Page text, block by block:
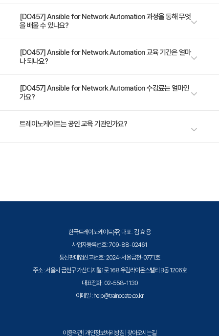
기를 중앙에서 관리하고자 하는 네트워크 관리자 또는 인프라 자동화 엔지니
어를 대상으로 합니다. 이 교육 과정은 Red Hat® Ansible Tower 2.5 및
Automation for Networking을 사용하여 네트워크 기기 설정을 원격으로
자동화하고, 현재 네트워크 상태를 테스트 및 검증하고, 설정 변동을 감지 및
이 교육 과정은 Ansible을 사용하여 조직 또는 기업 네트워크 인프라의 관
리, 배포, 설정 관리를 자동화하는 방법을 배우려는 네트워크 관리자, 네트워
[DO457] Ansible for Network Automation 과정을 통해 무엇
을 배울 수 있나요?
- 관리 시스템에 Red Hat Ansible Automation for Networking 설치 및
설정 - Ansible을 사용하여 태스크를 자동화하는 애드혹 커맨드와 플레이북
인프라 설정 및 백업에 대한 정보 수집 - 라우터 및 스위치, 포트, VLAN,
SNMP 모니터링 및 라우팅 프로토콜 설정을 비롯한 특정 네트워크 관리 활
같은 다양한 하드웨어 벤더의 기기에 적용
[DO457] Ansible for Network Automation 교육 기간은 얼마
나 되나요?
4일 과정입니다. 상세 일정은 교육 페이지에서 확인하실 수 있습니다.
[DO457] Ansible for Network Automation 수강료는 얼마인
가요?
수강료는 1,800,000원(VAT 별도)입니다. 고용보험 환급 및 기업 할인 혜택
트레이노케이트는 공인 교육 기관인가요?
한국트레이노케이트(주) 대표 : 김 효 용
사업자등록번호 : 709-88-02461
통신판매업신고번호 : 2024-서울금천-0771호
주소 : 서울시 금천구 가산디지털1로 168 우림라이온스밸리 B동 1206호
대표전화 : 02-558-1130
이메일 : help@trainocate.co.kr
이용약관| 개인정보처리방침 찾아오시는길